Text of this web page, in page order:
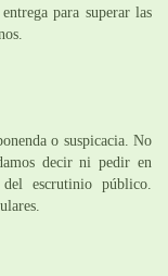
para superar las
o suspicacia. No
decir ni pedir en
escrutinio público.